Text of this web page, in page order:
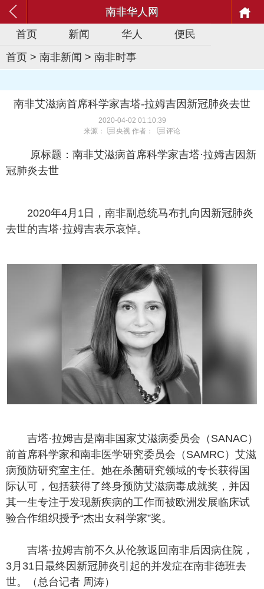
南非华人网
首页
新闻 华人
便民
首页 > 南非新闻 > 南非时事
南非艾滋病首席科学家吉塔-拉姆吉因新冠肺炎去世
2020-04-02 01:10:39
来源：
央视 作者： 评论
原标题：南非艾滋病首席科学家吉塔·拉姆吉因新
冠肺炎去世
2020年4月1日，南非副总统马布扎向因新冠肺炎
去世的吉塔·拉姆吉表示哀悼。
吉塔·拉姆吉是南非国家艾滋病委员会（SANAC）
前首席科学家和南非医学研究委员会（SAMRC）艾滋
病预防研究室主任。她在杀菌研究领域的专长获得国
际认可，包括获得了终身预防艾滋病毒成就奖，并因
其一生专注于发现新疾病的工作而被欧洲发展临床试
验合作组织授予“杰出女科学家”奖。
吉塔·拉姆吉前不久从伦敦返回南非后因病住院，
3月31日最终因新冠肺炎引起的并发症在南非德班去
世。（总台记者 周涛）